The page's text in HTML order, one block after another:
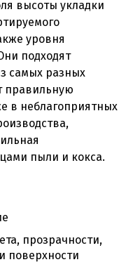
высоты укладки
уровня
подходят
самых разных
правильную
в неблагоприятных
пыли и кокса.
прозрачности,
поверхности